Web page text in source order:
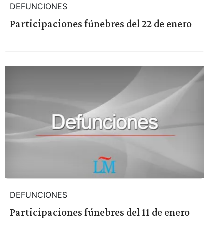
DEFUNCIONES
Participaciones fúnebres del 22 de enero
DEFUNCIONES
Participaciones fúnebres del 11 de enero